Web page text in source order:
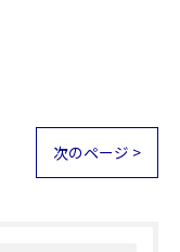
次のページ >